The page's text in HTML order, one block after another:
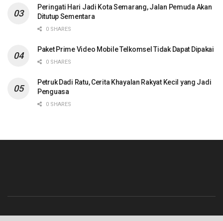
Peringati Hari Jadi Kota Semarang, Jalan Pemuda Akan
Ditutup Sementara
0 SHARES
Paket Prime Video Mobile Telkomsel Tidak Dapat Dipakai
0 SHARES
Petruk Dadi Ratu, Cerita Khayalan Rakyat Kecil yang Jadi
Penguasa
0 SHARES